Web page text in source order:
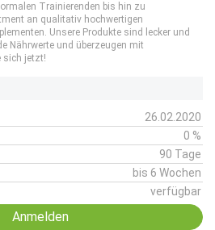
Trainierenden bis hin zu
an qualitativ hochwertigen
Unsere Produkte sind lecker und
Nährwerte und überzeugen mit
sich jetzt!
26.02.2020
0 %
90 Tage
bis 6 Wochen
verfügbar
Anmelden